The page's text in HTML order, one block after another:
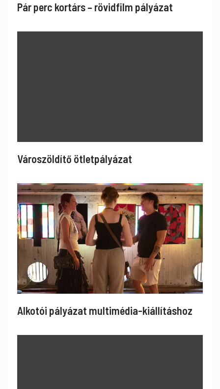
Pár perc kortárs – rövidfilm pályázat
Városzöldítő ötletpályázat
Alkotói pályázat multimédia-kiállításhoz